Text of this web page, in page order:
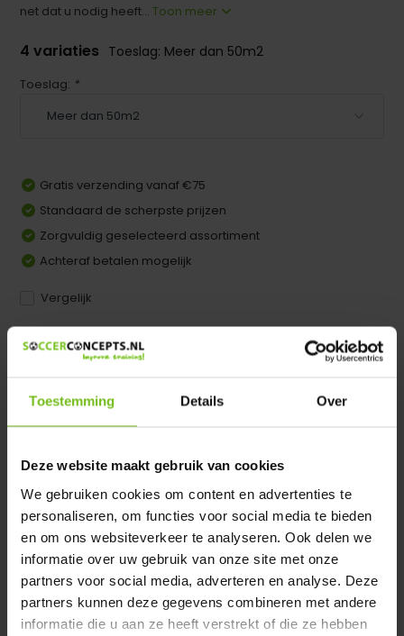
Toestemming Details Over
Deze website maakt gebruik van cookies
We gebruiken cookies om content en advertenties te
personaliseren, om functies voor social media te bieden
en om ons websiteverkeer te analyseren. Ook delen we
informatie over uw gebruik van onze site met onze
partners voor social media, adverteren en analyse. Deze
partners kunnen deze gegevens combineren met andere
informatie die u aan ze heeft verstrekt of die ze hebben
net dat u nodig heeft...Toon meer
4 variaties Toeslag: Meer dan 50m2
Toeslag: *
Gratis verzending vanaf €75
Standaard de scherpste prijzen
Zorgvuldig geselecteerd assortiment
Achteraf betalen mogelijk
Vergelijk
Dir product is beschikbaar in de volgende varianten:
We helpen u graag met meer informatie
Productomschrijving
Specificaties
Reviews